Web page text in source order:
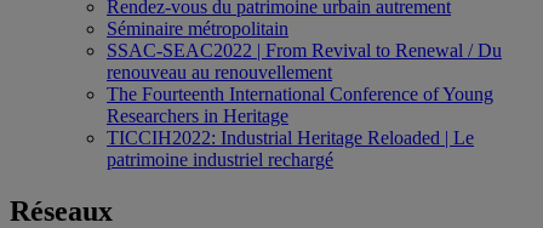
Rendez-vous du patrimoine urbain autrement
Séminaire métropolitain
SSAC-SEAC2022 | From Revival to Renewal / Du
renouveau au renouvellement
The Fourteenth International Conference of Young
Researchers in Heritage
TICCIH2022: Industrial Heritage Reloaded | Le
patrimoine industriel rechargé
Réseaux